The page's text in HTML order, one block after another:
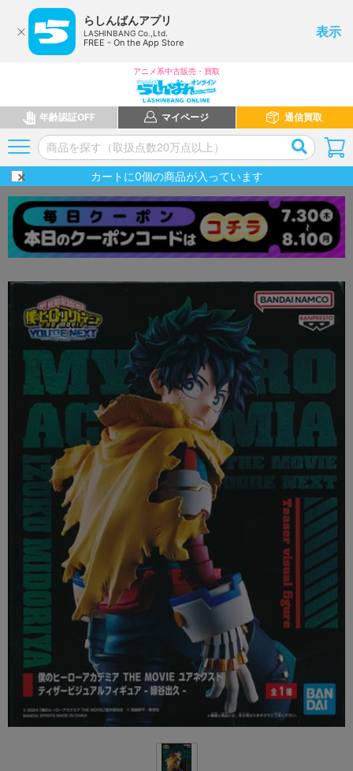
らしんばんアプリ
LASHINBANG Co.,Ltd.
FREE - On the App Store
表示
アニメ系中古販売・買取
年齢認証OFF マイページ 通信買取
カートに0個の商品が入っています